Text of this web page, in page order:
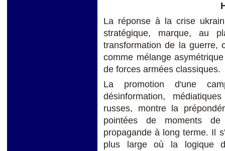
La réponse à la crise
stratégique, marque, au
transformation de la guerre,
comme mélange
de forces armées classiques.
La promotion d'une
désinformation,
russes, montre la
pointées de moments
propagande à long terme. Il
plus large où la logique